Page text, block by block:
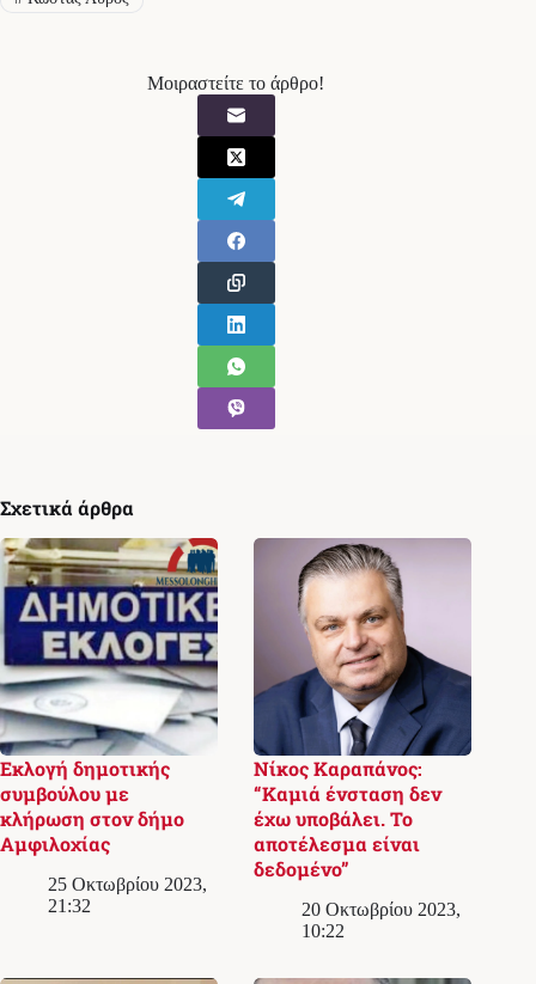
Μοιραστείτε το άρθρο!
Σχετικά άρθρα
Εκλογή δημοτικής
συμβούλου με
κλήρωση στον δήμο
Αμφιλοχίας
25 Οκτωβρίου 2023,
21:32
Νίκος Καραπάνος:
“Καμιά ένσταση δεν
έχω υποβάλει. Το
αποτέλεσμα είναι
δεδομένο”
20 Οκτωβρίου 2023,
10:22